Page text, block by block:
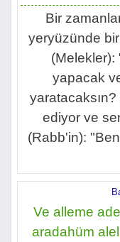
Bir
yeryüzünde
(Melekler):
yapacak
ediyor ve
(Rabb'in):
Ve alleme
aradahüm